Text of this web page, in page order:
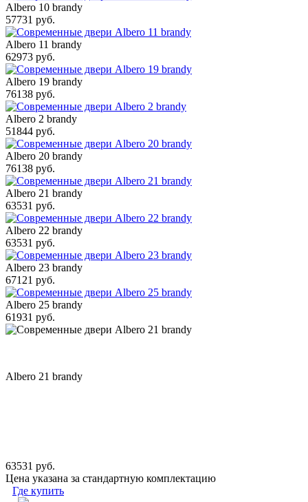
Albero 10 brandy
57731 руб.
Albero 11 brandy
62973 руб.
Albero 19 brandy
76138 руб.
Albero 2 brandy
51844 руб.
Albero 20 brandy
76138 руб.
Albero 21 brandy
63531 руб.
Albero 22 brandy
63531 руб.
Albero 23 brandy
67121 руб.
Albero 25 brandy
61931 руб.
Albero 21 brandy
63531 руб.
Цена указана за стандартную комплектацию
Где купить